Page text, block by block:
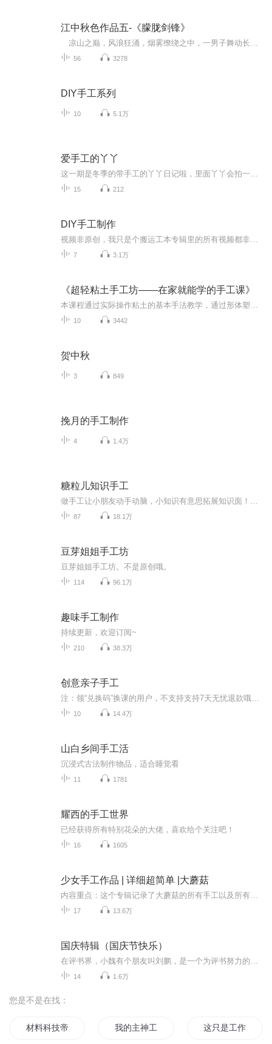
江中秋色作品五-《朦胧剑锋》
56 3278
DIY手工系列
10 5.1万
爱手工的丫丫
15 212
DIY手工制作
7 3.1万
《超轻粘土手工坊——在家就能学的手工课》
10 3442
贺中秋
3 849
挽月的手工制作
4 1.4万
糖粒儿知识手工
87 18.1万
豆芽姐姐手工坊
豆芽姐姐手工坊。不是原创哦。
114 96.1万
趣味手工制作
持续更新，欢迎订阅~
210 38.3万
创意亲子手工
10 14.4万
山白乡间手工活
沉浸式古法制作物品，适合睡觉看
11 1781
耀西的手工世界
已经获得所有特别花朵的大佬，喜欢给个关注吧！
16 1605
少女手工作品 | 详细超简单 |大蘑菇
17 13.6万
国庆特辑（国庆节快乐）
14 1.6万
您是不是在找：
材料科技帝国 我的主神工作 这只是工作